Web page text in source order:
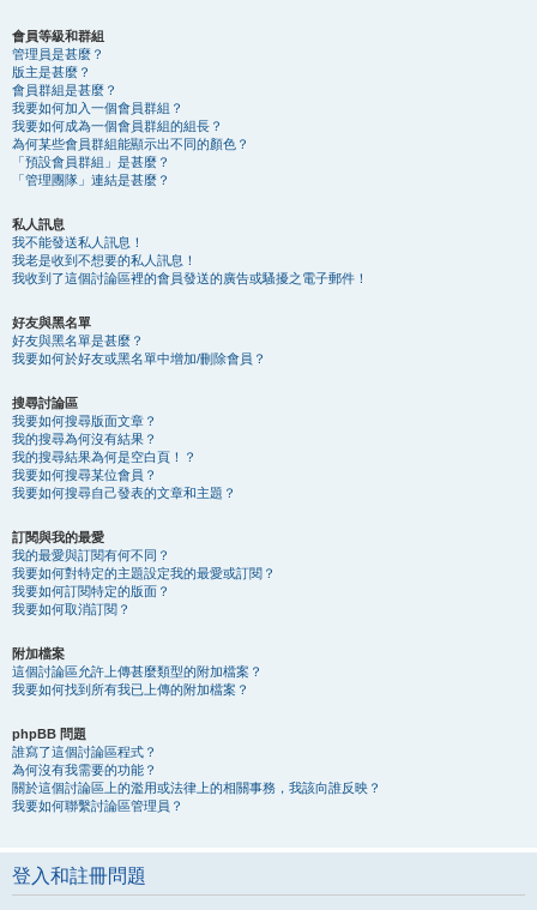
會員等級和群組
管理員是甚麼？
版主是甚麼？
會員群組是甚麼？
我要如何加入一個會員群組？
我要如何成為一個會員群組的組長？
為何某些會員群組能顯示出不同的顏色？
「預設會員群組」是甚麼？
「管理團隊」連結是甚麼？
私人訊息
我不能發送私人訊息！
我老是收到不想要的私人訊息！
我收到了這個討論區裡的會員發送的廣告或騷擾之電子郵件！
好友與黑名單
好友與黑名單是甚麼？
我要如何於好友或黑名單中增加/刪除會員？
搜尋討論區
我要如何搜尋版面文章？
我的搜尋為何沒有結果？
我的搜尋結果為何是空白頁！？
我要如何搜尋某位會員？
我要如何搜尋自己發表的文章和主題？
訂閱與我的最愛
我的最愛與訂閱有何不同？
我要如何對特定的主題設定我的最愛或訂閱？
我要如何訂閱特定的版面？
我要如何取消訂閱？
附加檔案
這個討論區允許上傳甚麼類型的附加檔案？
我要如何找到所有我已上傳的附加檔案？
phpBB 問題
誰寫了這個討論區程式？
為何沒有我需要的功能？
關於這個討論區上的濫用或法律上的相關事務，我該向誰反映？
我要如何聯繫討論區管理員？
登入和註冊問題